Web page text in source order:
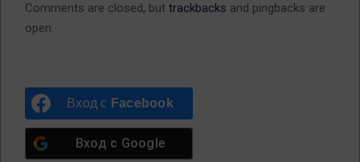
Comments are closed, but trackbacks and pingbacks are
open.
Вход с Facebook
Вход с Google